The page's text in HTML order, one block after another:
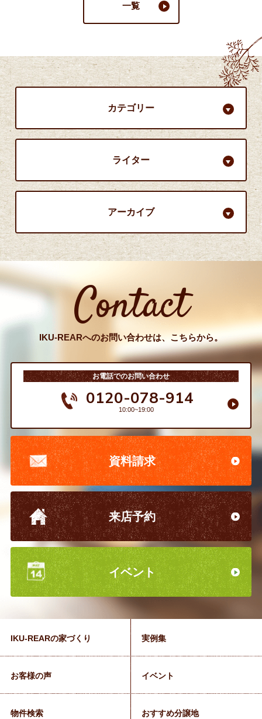
一覧
カテゴリー
ライター
アーカイブ
Contact
IKU-REARへのお問い合わせは、こちらから。
お電話でのお問い合わせ
0120-078-914
10:00~19:00
資料請求
来店予約
イベント
IKU-REARの家づくり 実例集
お客様の声 イベント
物件検索 おすすめ分譲地